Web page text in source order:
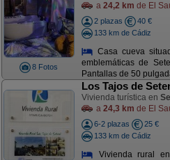
8 Fotos
a 24,2 km de El
2 plazas
40 €
133 km de Cádiz
Casa cueva
emblemáticas de
Pantallas de 50
Los Tajos de
Vivienda turística en
a 24,3 km de El
6-2 plazas
25 €
133 km de Cádiz
Vivienda rural